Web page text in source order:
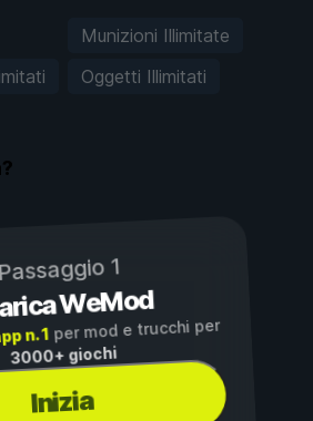
Munizioni Illimitate
Oggetti Illimitati
Passaggio 1
WeMod
n. 1per mod e trucchi per
3000+ giochi
Inizia